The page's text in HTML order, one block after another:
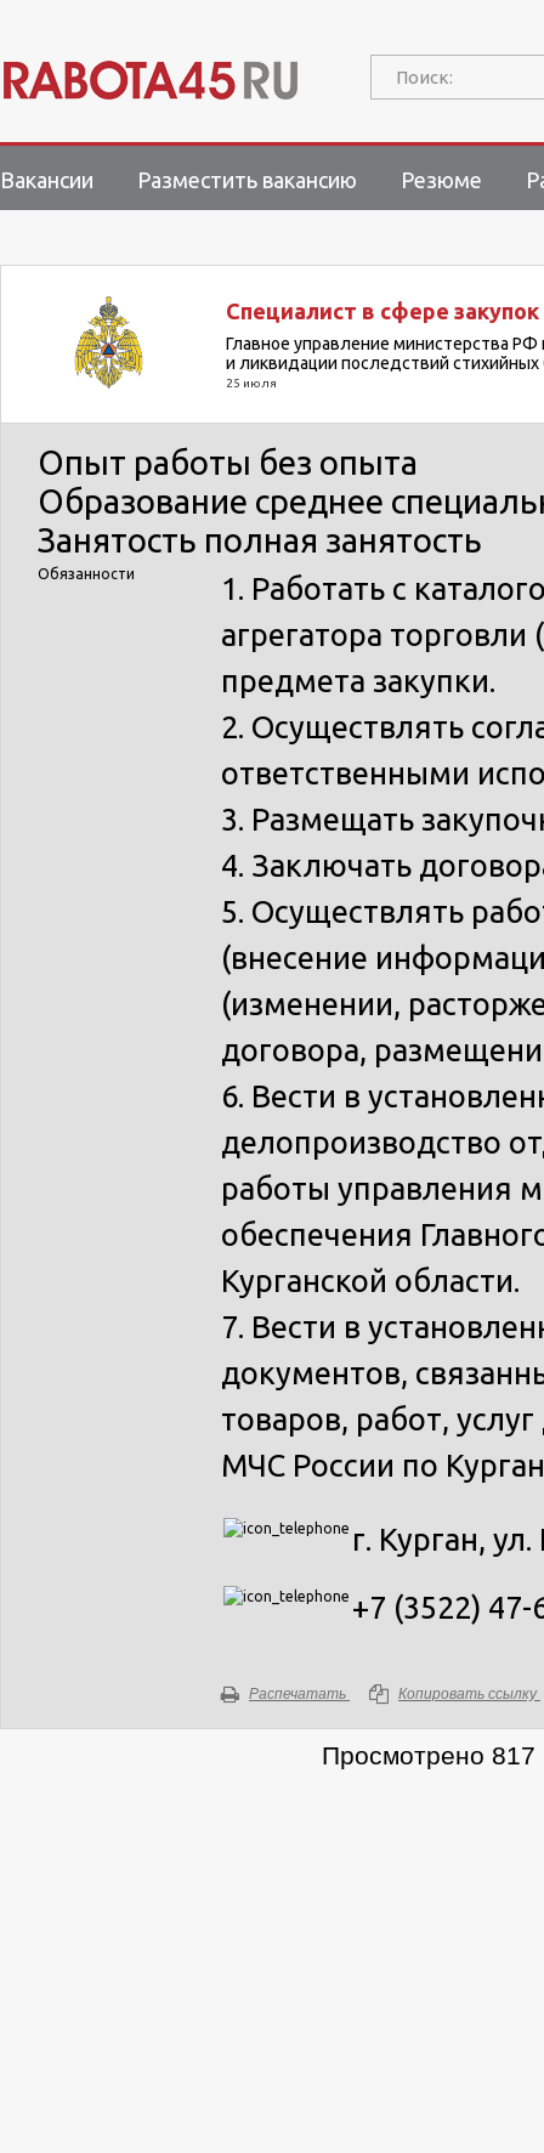
Поиск:
Вакансии Разместить вакансию Резюме
Специалист в сфере закупок
Главное управление министерства
и ликвидации последствий стихийных
25 июля
Опыт работы без опыта
Образование среднее
Занятость полная занятость
Обязанности
1. Работать с
агрегатора
предмета закупки.
2. Осуществлять
ответственными
3. Размещать
4. Заключать
5. Осуществлять
(внесение
(изменении,
договора,
6. Вести в
делопроизводство
работы управления
обеспечения
Курганской области.
7. Вести в
документов,
товаров, работ,
МЧС России по
г. Курган,
+7 (3522) 47-
Распечатать Копировать ссылку
Просмотрено 817